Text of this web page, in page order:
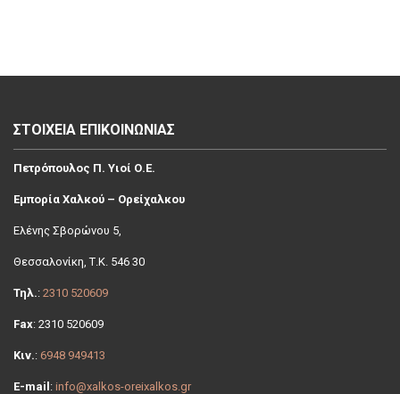
ΣΤΟΙΧΕΙΑ ΕΠΙΚΟΙΝΩΝΙΑΣ
Πετρόπουλος Π. Υιοί Ο.Ε.
Εμπορία Χαλκού – Ορείχαλκου
Ελένης Σβoρώνου 5,
Θεσσαλονίκη, Τ.Κ. 546 30
Τηλ.: 2310 520609
Fax: 2310 520609
Κιν.: 6948 949413
E-mail : info@xalkos-oreixalkos.gr